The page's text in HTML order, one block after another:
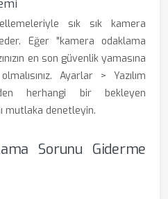
sık sık kamera
Eğer "kamera odaklama
en son güvenlik yamasına
Ayarlar > Yazılım
herhangi bir bekleyen
mutlaka denetleyin.
Sorunu Giderme